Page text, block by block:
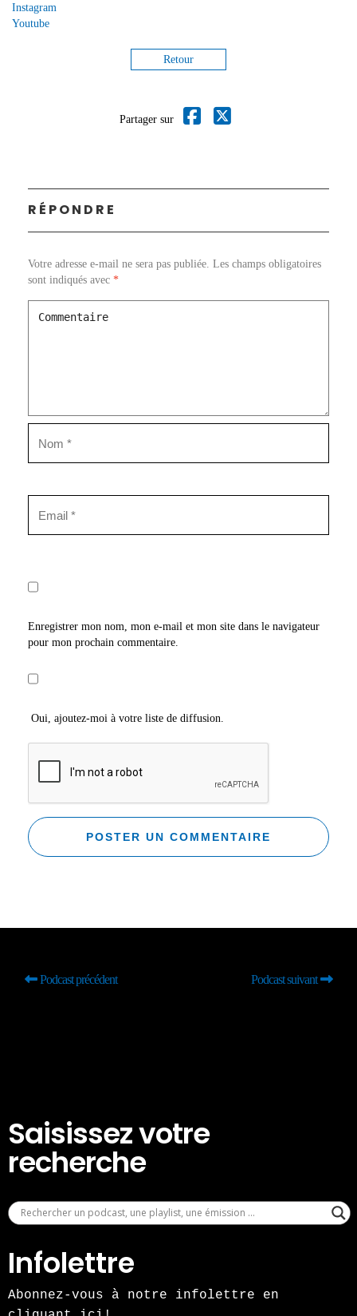
Instagram
Youtube
Retour
Partager sur
RÉPONDRE
Votre adresse e-mail ne sera pas publiée. Les champs obligatoires
sont indiqués avec *
Enregistrer mon nom, mon e-mail et mon site dans le navigateur
pour mon prochain commentaire.
Oui, ajoutez-moi à votre liste de diffusion.
Podcast précédent Podcast suivant
Saisissez votre
recherche
Infolettre
Abonnez-vous à notre infolettre en